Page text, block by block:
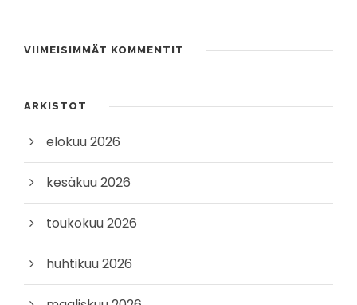
VIIMEISIMMÄT KOMMENTIT
ARKISTOT
elokuu 2026
kesäkuu 2026
toukokuu 2026
huhtikuu 2026